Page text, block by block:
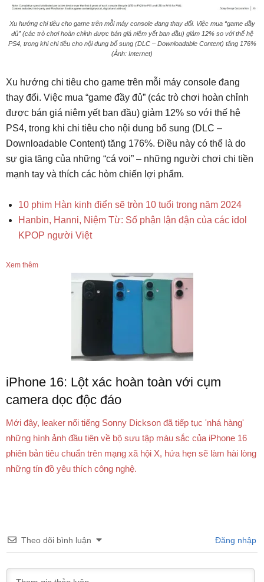
Xu hướng chi tiêu cho game trên mỗi máy console đang thay đổi. Việc mua “game đầy
đủ” (các trò chơi hoàn chỉnh được bán giá niêm yết ban đầu) giảm 12% so với thế hệ
PS4, trong khi chi tiêu cho nội dung bổ sung (DLC – Downloadable Content) tăng 176%
(Ảnh: Internet)
Xu hướng chi tiêu cho game trên mỗi máy console đang
thay đổi. Việc mua “game đầy đủ” (các trò chơi hoàn chỉnh
được bán giá niêm yết ban đầu) giảm 12% so với thế hệ
PS4, trong khi chi tiêu cho nội dung bổ sung (DLC –
Downloadable Content) tăng 176%. Điều này có thể là do
sự gia tăng của những “cá voi” – những người chơi chi tiền
mạnh tay và thích các hòm chiến lợi phẩm.
10 phim Hàn kinh điển sẽ tròn 10 tuổi trong năm 2024
Hanbin, Hanni, Niệm Từ: Số phận lận đận của các idol
KPOP người Việt
Xem thêm
iPhone 16: Lột xác hoàn toàn với cụm
camera dọc độc đáo
Mới đây, leaker nổi tiếng Sonny Dickson đã tiếp tục 'nhá hàng'
những hình ảnh đầu tiên về bộ sưu tập màu sắc của iPhone 16
phiên bản tiêu chuẩn trên mạng xã hội X, hứa hẹn sẽ làm hài lòng
những tín đồ yêu thích công nghệ.
Theo dõi bình luận Đăng nhập